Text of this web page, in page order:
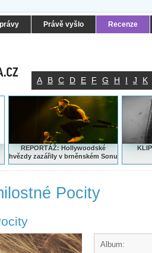
Právě vyšlo Recenze
A B C D E F G H I J K
REPORTÁŽ: Hollywoodské
hvězdy zazářily v brněnském Sonu
Pocity
Album: